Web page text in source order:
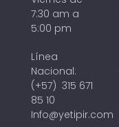
7:30 am a
5:00 pm
Línea
Nacional:
(+57) 315 671
85 10
Info@yetipir.com